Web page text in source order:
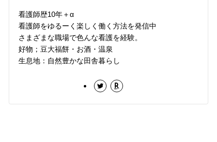
看護師歴10年＋α
看護師をゆるーく楽しく働く方法を発信中
さまざまな職場で色んな看護を経験。
好物；豆大福餅・お酒・温泉
生息地：自然豊かな田舎暮らし